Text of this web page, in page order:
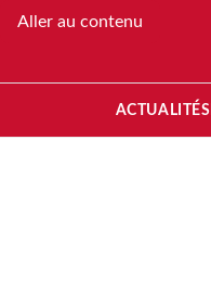
Aller au contenu
ACTUALITÉS